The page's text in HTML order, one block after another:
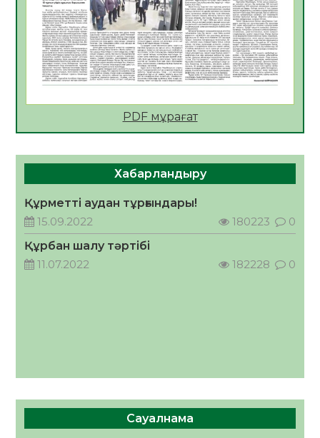
ҚЫЗЫЛОРДАДА «САНАЛЫ ҰРПАҚ –
ЖАРҚЫН БОЛАШАҚ» АТТЫ КЕҢЕЙТІЛГЕН
МӘЖІЛІС ӨТТІ
05.08.2026
39
Қазақстан Орталық Азиядағы көшуге ең
азаматтың міндеті
Руслан Рүстемұлы облыс әкімінің
кеңесшісі болып тағайындалды
05.08.2026
38 0
PDF мұрағат
Хабарландыру
Құрметті аудан тұрғындары!
15.09.2022
180223
0
Құрбан шалу тәртібі
11.07.2022
182228 0
Сауалнама